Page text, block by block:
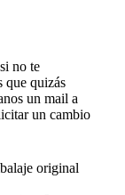
no te
que quizás
un mail a
un cambio
original